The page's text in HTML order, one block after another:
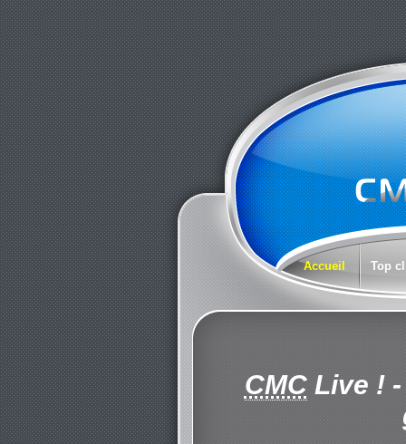
Accueil Top
CMCLive !-